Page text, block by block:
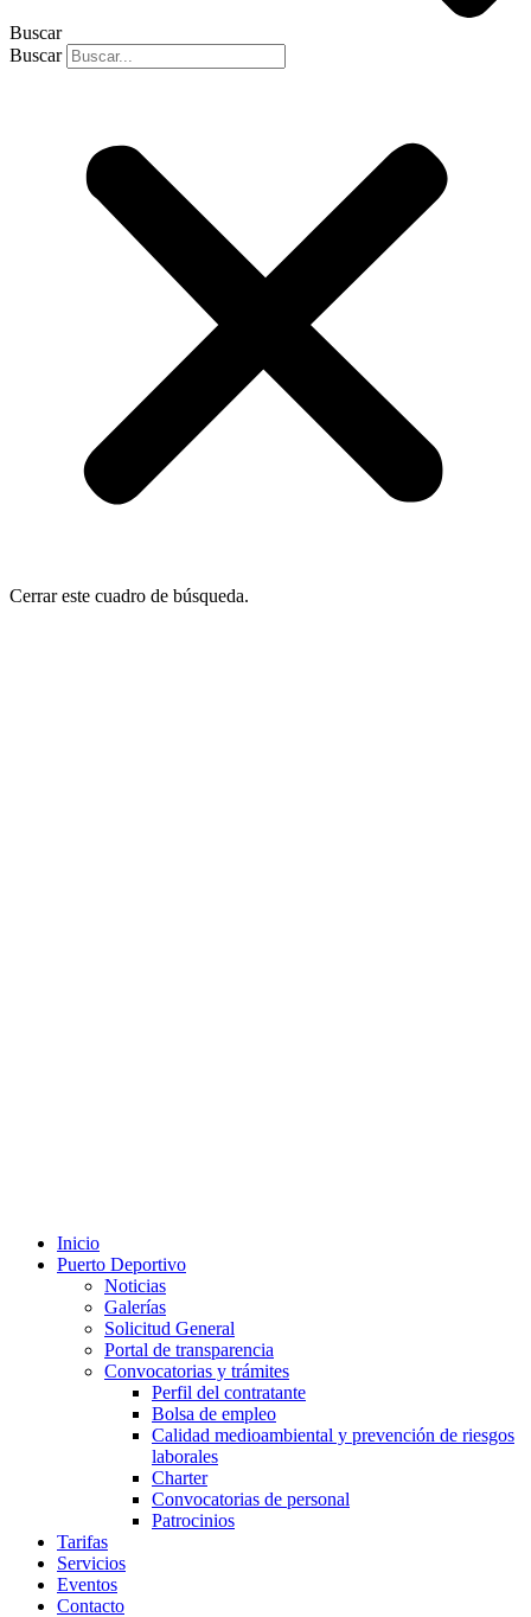
Buscar
Buscar
Cerrar este cuadro de búsqueda.
Inicio
Puerto Deportivo
Noticias
Galerías
Solicitud General
Portal de transparencia
Convocatorias y trámites
Perfil del contratante
Bolsa de empleo
Calidad medioambiental y prevención de riesgos
laborales
Charter
Convocatorias de personal
Patrocinios
Tarifas
Servicios
Eventos
Contacto